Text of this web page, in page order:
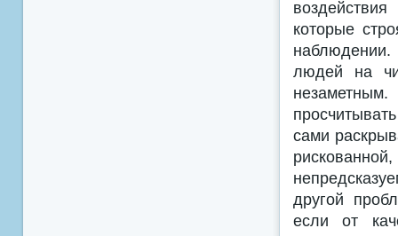
которые
наблюдении.
людей на
незаметным.
сами
другой
если от